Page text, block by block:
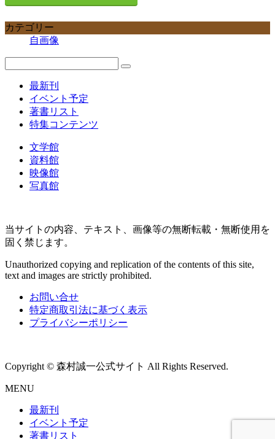
カテゴリー
自画像
最新刊
イベント予定
著書リスト
特集コンテンツ
文学館
資料館
映像館
写真館
当サイトの内容、テキスト、画像等の無断転載・無断使用を
固く禁じます。
Unauthorized copying and replication of the contents of this site,
text and images are strictly prohibited.
お問い合せ
特定商取引法に基づく表示
プライバシーポリシー
Copyright © 森村誠一公式サイト All Rights Reserved.
MENU
最新刊
イベント予定
著書リスト